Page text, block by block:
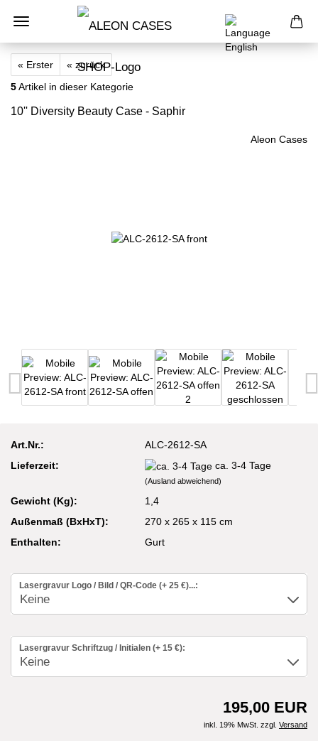
« Erster
« zurück
5Artikel in dieser Kategorie
10'' Diversity Beauty Case - Saphir
Aleon Cases
Art.Nr.:
ALC-2612-SA
Lieferzeit:
ca. 3-4 Tage
(Ausland abweichend)
Gewicht (Kg):
1,4
Außenmaß (BxHxT):
270 x 265 x 115 cm
Enthalten:
Gurt
Lasergravur Logo / Bild / QR-Code (+ 25 €)...:
Lasergravur Schriftzug / Initialen (+ 15 €):
195,00 EUR
inkl. 19% MwSt. zzgl. Versand